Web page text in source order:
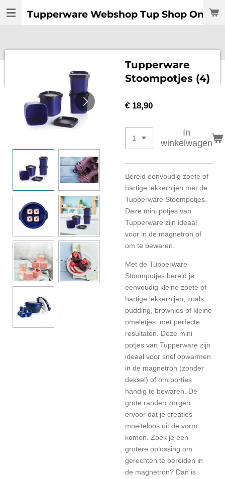
Ga
Tupperware Webshop Tup Shop
Tupperware
Stoompotjes (4)
€ 18,90
In
winkelwagen
Bereid eenvoudig zoete of
hartige lekkernijen met de
Tupperware Stoompotjes.
Deze mini potjes van
Tupperware zijn ideaal
voor in de magnetron of
om te bewaren.
Met de Tupperware
Stoompotjes bereid je
eenvoudig kleine zoete of
hartige lekkernijen, zoals
pudding, brownies of kleine
omeletjes, met perfecte
resultaten. Deze mini
potjes van Tupperware zijn
ideaal voor snel opwarmen
in de magnetron (zonder
deksel) of om porties
handig te bewaren. De
grote randen zorgen
ervoor dat je creaties
moeiteloos uit de vorm
komen. Zoek je een
grotere oplossing om
gerechten te bereiden in
de magnetron? Dan is